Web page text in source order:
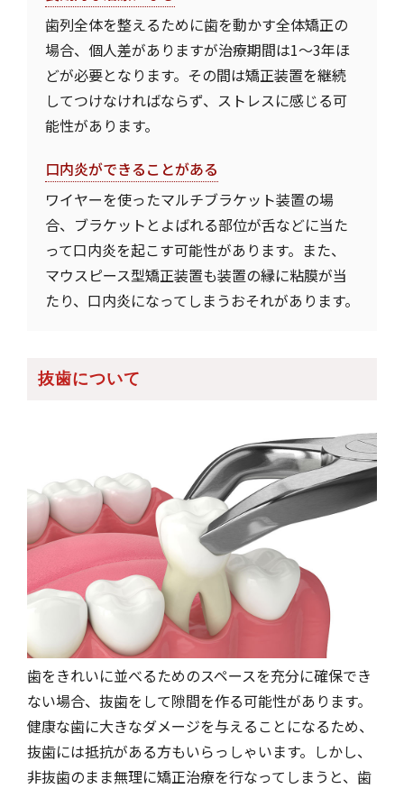
歯列全体を整えるために歯を動かす全体矯正の
場合、個人差がありますが治療期間は1～3年ほ
どが必要となります。その間は矯正装置を継続
してつけなければならず、ストレスに感じる可
能性があります。
口内炎ができることがある
ワイヤーを使ったマルチブラケット装置の場
合、ブラケットとよばれる部位が舌などに当た
って口内炎を起こす可能性があります。また、
マウスピース型矯正装置も装置の縁に粘膜が当
たり、口内炎になってしまうおそれがあります。
抜歯について
歯をきれいに並べるためのスペースを充分に確保でき
ない場合、抜歯をして隙間を作る可能性があります。
健康な歯に大きなダメージを与えることになるため、
抜歯には抵抗がある方もいらっしゃいます。しかし、
非抜歯のまま無理に矯正治療を行なってしまうと、歯